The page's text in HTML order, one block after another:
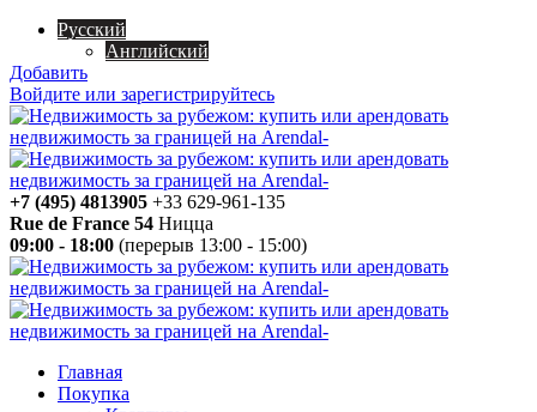
Русский
Английский
Добавить
Войдите или зарегистрируйтесь
+7 (495) 4813905 +33 629-961-135
Rue de France 54 Ницца
09:00 - 18:00 (перерыв 13:00 - 15:00)
Главная
Покупка